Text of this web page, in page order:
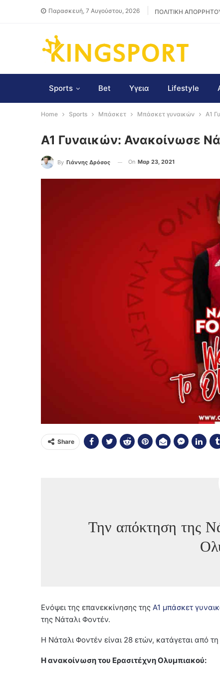
Παρασκευή, 7 Αυγούστου, 2026 ΠΟΛΙΤΙΚΗ
Sports Bet Υγεια Lifestyle
Home Sports Μπάσκετ Μπάσκετ γυναικών A1
A1 Γυναικών: Ανακοίνωσε
By Γιάννης Δρόσος On Μαρ 23, 2021
Share
Την απόκτηση της
Ενόψει της επανεκκίνησης της Α1 μπάσκετ
της Νάταλι Φοντέν.
Η Νάταλι Φοντέν είναι 28 ετών, κατάγεται από
Η ανακοίνωση του Ερασιτέχνη Ολυμπιακού: